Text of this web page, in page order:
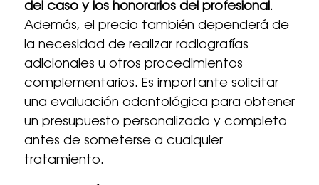
del caso y los honorarios del profesional.
Además, el precio también dependerá de
la necesidad de realizar radiografías
adicionales u otros procedimientos
complementarios. Es importante solicitar
una evaluación odontológica para obtener
un presupuesto personalizado y completo
antes de someterse a cualquier
tratamiento.